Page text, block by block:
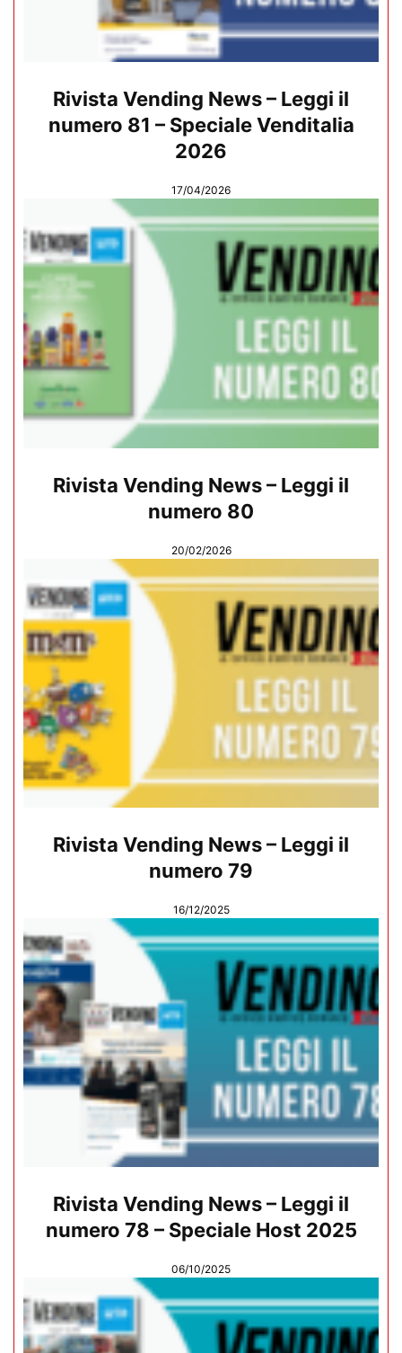
Rivista Vending News – Leggi il
numero 81 – Speciale Venditalia
2026
17/04/2026
Rivista Vending News – Leggi il
numero 80
20/02/2026
Rivista Vending News – Leggi il
numero 79
16/12/2025
Rivista Vending News – Leggi il
numero 78 – Speciale Host 2025
06/10/2025